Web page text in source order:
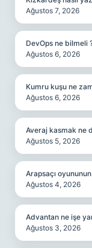
Ağustos 7, 2026
DevOps ne bilmeli
Ağustos 6, 2026
Kumru kuşu ne
Ağustos 6, 2026
Averaj kasmak ne
Ağustos 5, 2026
Arapsaçı
Ağustos 4, 2026
Advantan ne işe
Ağustos 3, 2026